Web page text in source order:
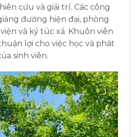
cứu và giải trí. Các công
đường hiện đại, phòng
và ký túc xá. Khuôn viên
lợi cho việc học và phát
sinh viên.